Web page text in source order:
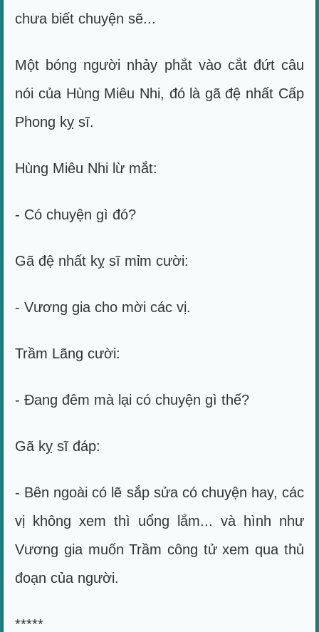
chưa biết chuyện sẽ...
Một bóng người nhảy phắt vào cắt đứt câu
nói của Hùng Miêu Nhi, đó là gã đệ nhất Cấp
Phong kỵ sĩ.
Hùng Miêu Nhi lừ mắt:
- Có chuyện gì đó?
Gã đệ nhất kỵ sĩ mỉm cười:
- Vương gia cho mời các vị.
Trầm Lãng cười:
- Đang đêm mà lại có chuyện gì thế?
Gã kỵ sĩ đáp:
- Bên ngoài có lẽ sắp sửa có chuyện hay, các
vị không xem thì uổng lắm... và hình như
Vương gia muốn Trầm công tử xem qua thủ
đoạn của người.
*****